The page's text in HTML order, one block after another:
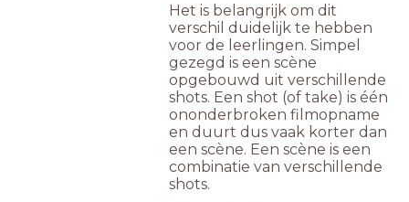
Het is belangrijk om dit
verschil duidelijk te hebben
voor de leerlingen. Simpel
gezegd is een scène
opgebouwd uit verschillende
shots. Een shot (of take) is één
ononderbroken filmopname
en duurt dus vaak korter dan
een scène. Een scène is een
combinatie van verschillende
shots.